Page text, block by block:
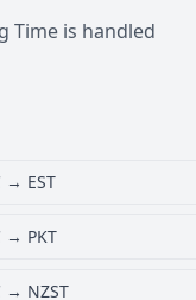
Time is handled
→ EST
→ PKT
→ NZST